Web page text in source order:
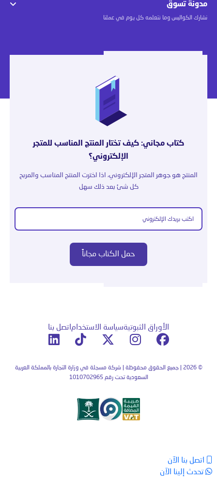
مدونة تسوق
نشارك الكواليس وما نتعلمه كل يوم في عملنا
كتاب مجاني: كيف تختار المنتج المناسب للمتجر
الإلكتروني؟
المنتج هو جوهر المتجر الإلكتروني، اذا اخترت المنتج المناسب والمربح
كل شئ بعد ذلك سهل
الأوراق الثبوتيةسياسة الاستخداماتصل بنا
© 2026 | جميع الحقوق محفوظة | شركة مسجلة في وزارة التجارة بالمملكة العربية
السعودية تحت رقم 1010702965
اتصل بنا الآن
تحدث إلينا الآن